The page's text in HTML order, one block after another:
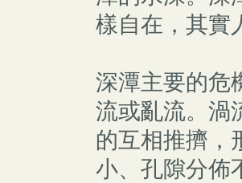
樣自在，其實
深潭主要的危
流或亂流。渦
的互相推擠，
小、孔隙分佈